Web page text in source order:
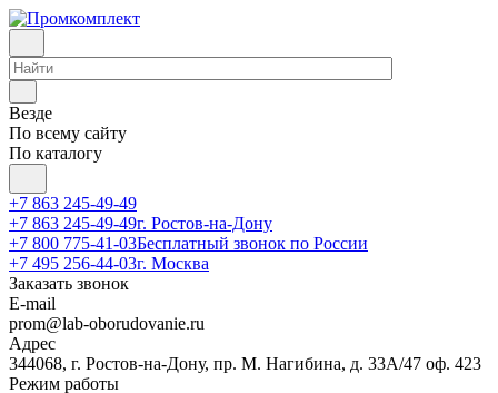
Везде
По всему сайту
По каталогу
+7 863 245-49-49
+7 863 245-49-49г. Ростов-на-Дону
+7 800 775-41-03Бесплатный звонок по России
+7 495 256-44-03г. Москва
Заказать звонок
E-mail
prom@lab-oborudovanie.ru
Адрес
344068, г. Ростов-на-Дону, пр. М. Нагибина, д. 33А/47 оф. 423
Режим работы